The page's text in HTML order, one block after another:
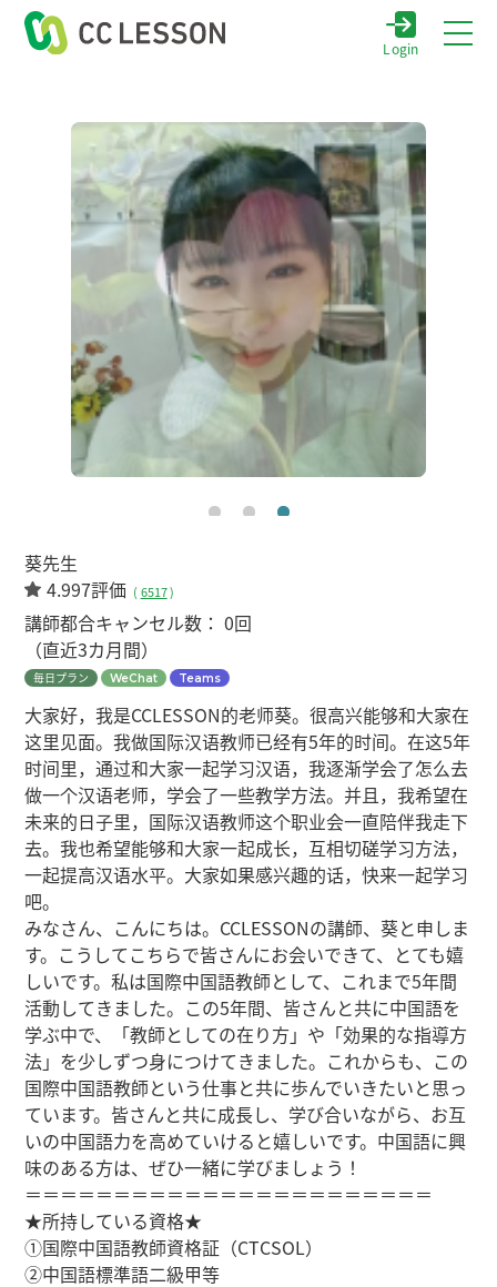
Login
葵先生
4.997評価 ( 6517)
講師都合キャンセル数：0回
（直近3カ月間）
毎日プラン WeChat Teams
大家好，我是CCLESSON的老师葵。很高兴能够和大家在
这里见面。我做国际汉语教师已经有5年的时间。在这5年
时间里，通过和大家一起学习汉语，我逐渐学会了怎么去
做一个汉语老师，学会了一些教学方法。并且，我希望在
未来的日子里，国际汉语教师这个职业会一直陪伴我走下
去。我也希望能够和大家一起成长，互相切磋学习方法，
一起提高汉语水平。大家如果感兴趣的话，快来一起学习
吧。
みなさん、こんにちは。CCLESSONの講師、葵と申しま
す。こうしてこちらで皆さんにお会いできて、とても嬉
しいです。私は国際中国語教師として、これまで5年間
活動してきました。この5年間、皆さんと共に中国語を
学ぶ中で、「教師としての在り方」や「効果的な指導方
法」を少しずつ身につけてきました。これからも、この
国際中国語教師という仕事と共に歩んでいきたいと思っ
ています。皆さんと共に成長し、学び合いながら、お互
いの中国語力を高めていけると嬉しいです。中国語に興
味のある方は、ぜひ一緒に学びましょう！
＝＝＝＝＝＝＝＝＝＝＝＝＝＝＝＝＝＝＝＝＝＝＝
★所持している資格★
①国際中国語教師資格証（CTCSOL）
②中国語標準語二級甲等